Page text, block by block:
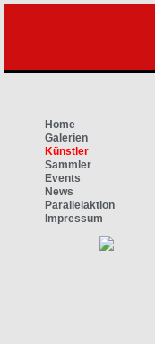
Home
Galerien
Künstler
Sammler
Events
News
Parallelaktion
Impressum